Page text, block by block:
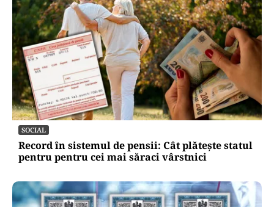
SOCIAL
Record în sistemul de pensii: Cât plătește statul
pentru pentru cei mai săraci vârstnici